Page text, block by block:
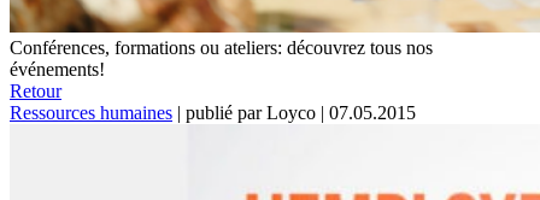
Conférences, formations ou ateliers: découvrez tous nos
événements!
Retour
Ressources humaines | publié par Loyco | 07.05.2015